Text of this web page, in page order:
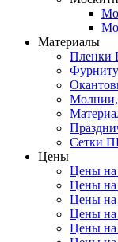
Материалы
Пленки
Молнии,
Сетки
Цены
Цены на
Цены на
Цены на
Цены
Цены на